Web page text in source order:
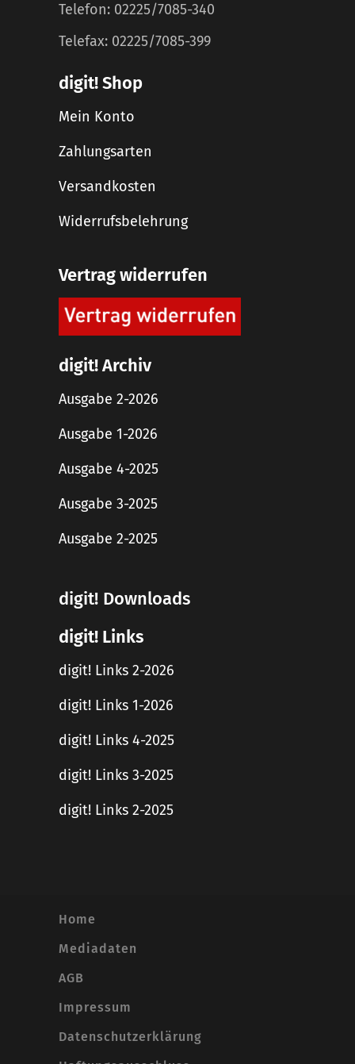
Telefon: 02225/7085-340
Telefax: 02225/7085-399
digit! Shop
Mein Konto
Zahlungsarten
Versandkosten
Widerrufsbelehrung
Vertrag widerrufen
digit! Archiv
Ausgabe 2-2026
Ausgabe 1-2026
Ausgabe 4-2025
Ausgabe 3-2025
Ausgabe 2-2025
digit! Downloads
digit! Links
digit! Links 2-2026
digit! Links 1-2026
digit! Links 4-2025
digit! Links 3-2025
digit! Links 2-2025
Home
Mediadaten
AGB
Impressum
Datenschutzerklärung